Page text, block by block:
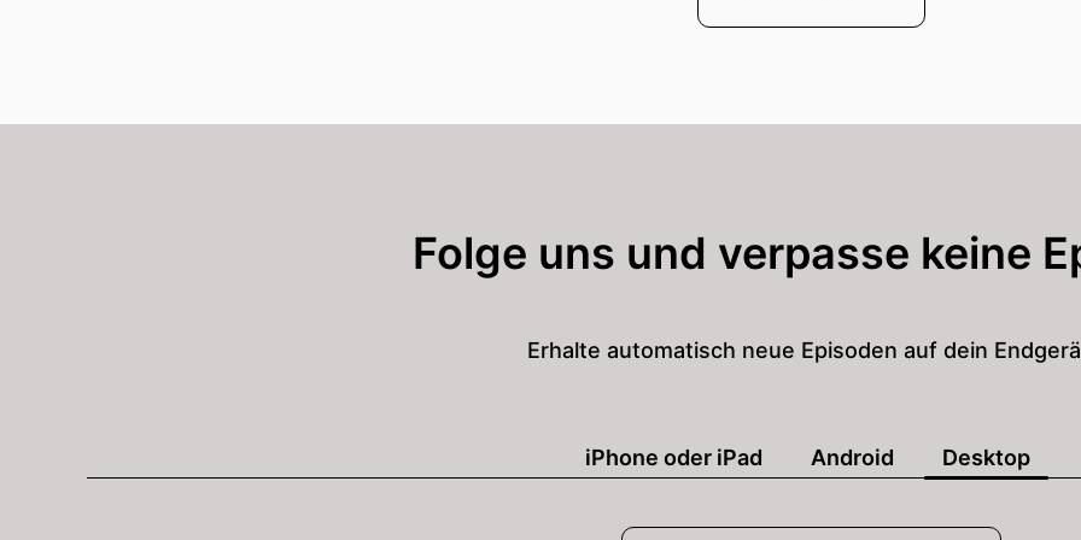
Folge uns und verpasse keine
Erhalte automatisch neue Episoden auf dein
iPhone oder iPad Android Desktop